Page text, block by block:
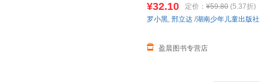
100 知识，兼具专业性和趣味
界，与这些史前巨兽深度互动
知识点。搭配化石实景指南，
前冒险之旅吧。
¥32.10 定价： ¥59.80 (5.37折)
盈晨图书专营店
罗小黑, 邢立达 /湖南少年儿童出版社